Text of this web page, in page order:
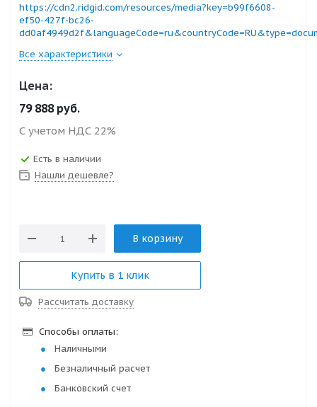
https://cdn2.ridgid.com/resources/media?key=b99f6608-
ef50-427f-bc26-
Все характеристики
Цена:
79 888руб.
С учетом НДС 22%
Есть в наличии
Нашли дешевле?
В корзину
Купить в 1 клик
Рассчитать доставку
Способы оплаты:
Наличными
Безналичный расчет
Банковский счет